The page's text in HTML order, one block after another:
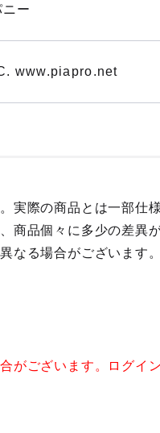
ー
www.piapro.net
実際の商品とは一部仕
商品個々に多少の差異
なる場合がございます。
がございます。ログイ